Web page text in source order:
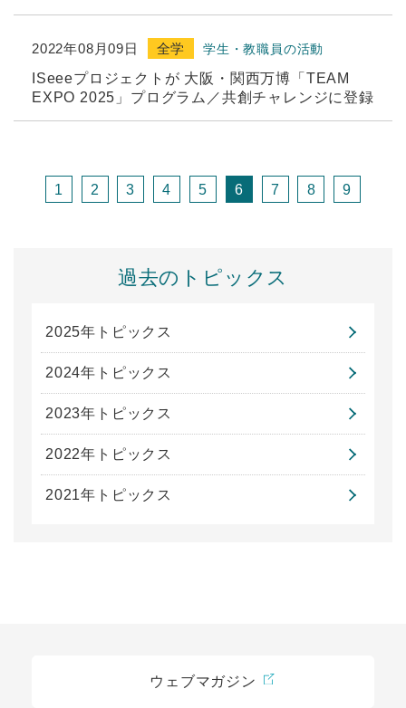
2022年08月09日 全学 学生・教職員の活動
ISeeeプロジェクトが 大阪・関西万博「TEAM
EXPO 2025」プログラム／共創チャレンジに登録
1 2 3 4 5 6 7 8 9
過去のトピックス
2025年トピックス
2024年トピックス
2023年トピックス
2022年トピックス
2021年トピックス
ウェブマガジン